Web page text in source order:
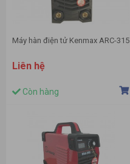
Máy hàn điện tử Kenmax ARC-315
Liên hệ
Còn hàng